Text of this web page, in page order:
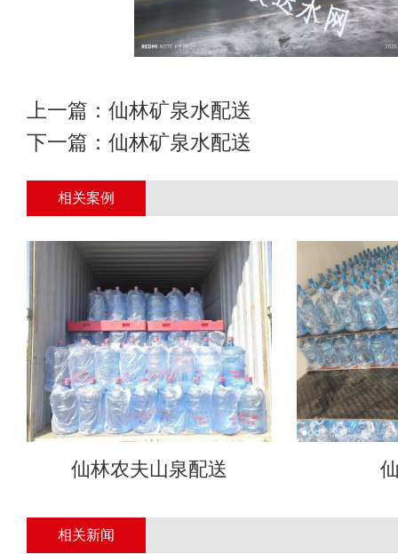
上一篇： 仙林矿泉水配送
下一篇： 仙林矿泉水配送
相关案例
仙林农夫山泉配送
相关新闻